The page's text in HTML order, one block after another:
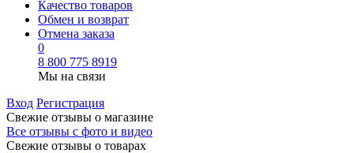
Качество товаров
Обмен и возврат
Отмена заказа
0
8 800 775 8919
Мы на связи
Вход Регистрация
Свежие отзывы о магазине
Все отзывы с фото и видео
Свежие отзывы о товарах